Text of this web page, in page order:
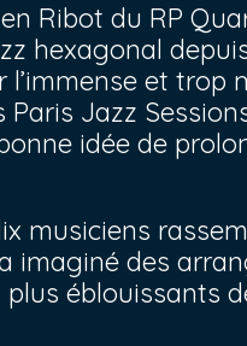
Ribot du RP
hexagonal
et trop
Jazz
idée de
musiciens
imaginé des
éblouissants